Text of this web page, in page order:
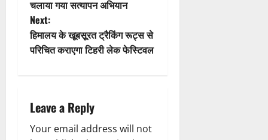
o
n
s
t
v
चलाया गया सत्यापन अभियान
Next:
हिमालय के खूबसूरत ट्रैकिंग रूट्स से
परिचित कराएगा टिहरी लेक फेस्टिवल
Leave a Reply
Your email address will not